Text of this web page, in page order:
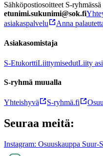
Sähköpostiosoitteet S-
etunimi.sukunimi@sok.fi
asiakaspalvelu
Anna
Asiakasomistaja
S-EtukorttiLiittymisedutLiity
S-ryhmä muualla
Yhteishyvä S-ryhmä.fi
Seuraa meitä:
Instagram: Osuuskauppa Suur-